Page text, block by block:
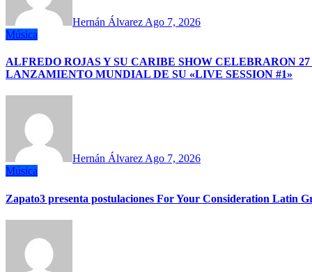
Hernán Álvarez Ago 7, 2026
Música
ALFREDO ROJAS Y SU CARIBE SHOW CELEBRARON
LANZAMIENTO MUNDIAL DE SU «LIVE SESSION #1»
Hernán Álvarez Ago 7, 2026
Música
Zapato3 presenta postulaciones For Your Consideration Latin